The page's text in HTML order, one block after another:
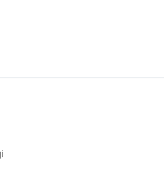
pemeriksaan
Dari sisi akademis,
spesialisnya di
Sarjana Kedokteran
dr. Henry Arriston
juga sudah memliki
satunya di RS PGI